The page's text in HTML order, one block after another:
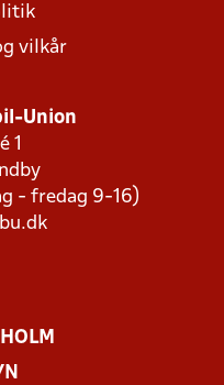
vilkår
Union
1
- fredag 9-16)